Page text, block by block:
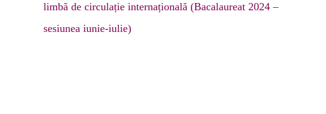
limbă de circulație internațională (Bacalaureat 2024 –
sesiunea iunie-iulie)